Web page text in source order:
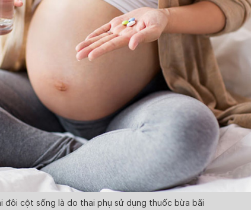
đôi cột sống là do thai phụ sử dụng thuốc bừa bãi